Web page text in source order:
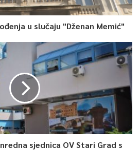
u slučaju "Dženan Memić"
sjednica OV Stari Grad s